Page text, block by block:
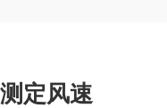
定风速